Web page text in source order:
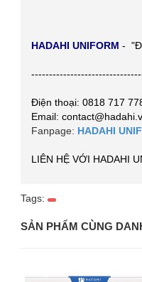
HADAHI UNIFORM -
Điện thoại: 0818 717
Email:
Fanpage: HADAHI
LIÊN HỆ VỚI HADAHI
Tags:
SẢN PHẨM CÙNG